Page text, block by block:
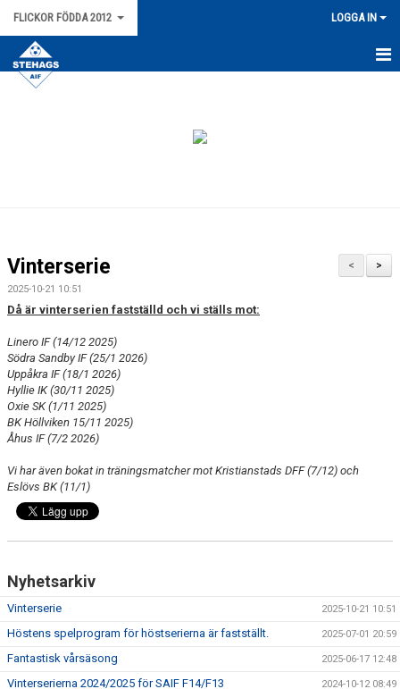
FLICKOR FÖDDA 2012 LOGGA IN
HEM
BILDGALLERI
>
<
Vinterserie
2025-10-21 10:51
Då är vinterserien fastställd och vi ställs mot:
Linero IF (14/12 2025)
Södra Sandby IF (25/1 2026)
Uppåkra IF (18/1 2026)
Hyllie IK (30/11 2025)
Oxie SK (1/11 2025)
BK Höllviken 15/11 2025)
Åhus IF (7/2 2026)
Vi har även bokat in träningsmatcher mot Kristianstads DFF (7/12) och
Eslövs BK (11/1)
Nyhetsarkiv
Vinterserie 2025-10-21 10:51
Höstens spelprogram för höstserierna är fastställt. 2025-07-01 20:59
Fantastisk vårsäsong 2025-06-17 12:48
Vinterserierna 2024/2025 för SAIF F14/F13 2024-10-12 08:49